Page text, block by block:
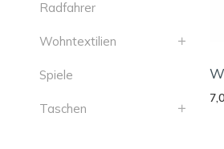
Radfahrer
Wohntextilien
Spiele
Taschen